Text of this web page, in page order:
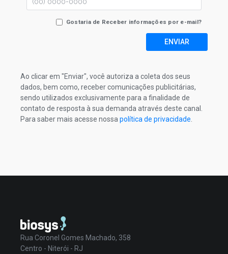
Gostaria de Receber informações por e-mail?
ENVIAR
Ao clicar em "Enviar", você autoriza a coleta dos seus
dados, bem como, receber comunicações publicitárias,
sendo utilizados exclusivamente para a finalidade de
contato de resposta à sua demanda através deste canal.
Para saber mais acesse nossapolítica de privacidade.
Rua Coronel Gomes Machado, 358
Centro - Niterói - RJ